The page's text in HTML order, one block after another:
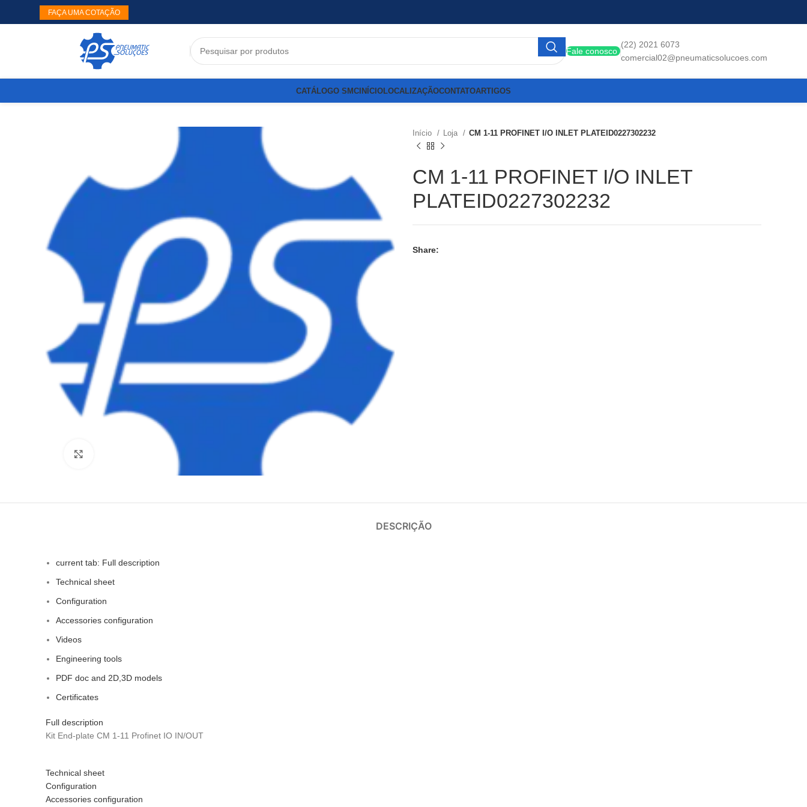
FAÇA UMA COTAÇÃO
Fale conosco
(22) 2021 6073
comercial02@pneumaticsolucoes.com
CATÁLOGO SMCINÍCIOLOCALIZAÇÃOCONTATOARTIGOS
Início Loja CM 1-11 PROFINET I/O INLET PLATEID0227302232
CM 1-11 PROFINET I/O INLET
PLATEID0227302232
Share:
DESCRIÇÃO
current tab: Full description
Technical sheet
Configuration
Accessories configuration
Videos
Engineering tools
PDF doc and 2D,3D models
Certificates
Full description
Kit End-plate CM 1-11 Profinet IO IN/OUT
Technical sheet
Configuration
Accessories configuration